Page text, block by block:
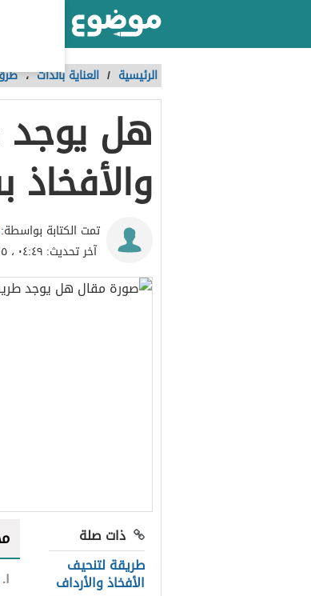
الرئيسية / العناية بالذات،
هل يوجد
تمت الكتابة بواسطة:
آخر تحديث: ٠٤:٤٩ ، ١٥ مايو ٢٠٢٢
ذات صلة
طريقة لتنحيف
الأفخاذ والأرداف
١